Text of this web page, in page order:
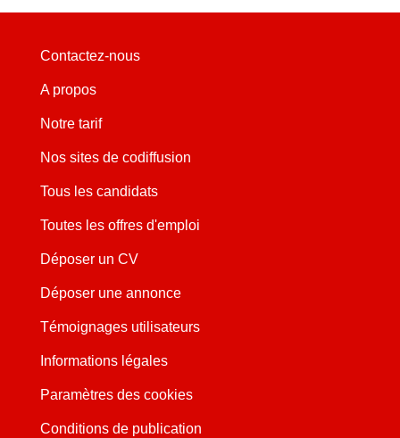
Contactez-nous
A propos
Notre tarif
Nos sites de codiffusion
Tous les candidats
Toutes les offres d'emploi
Déposer un CV
Déposer une annonce
Témoignages utilisateurs
Informations légales
Paramètres des cookies
Conditions de publication